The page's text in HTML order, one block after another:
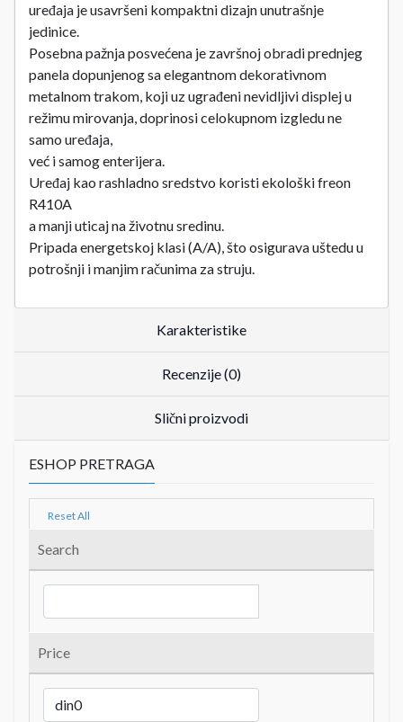
uređaja je usavršeni kompaktni dizajn unutrašnje
jedinice.
Posebna pažnja posvećena je završnoj obradi prednjeg
panela dopunjenog sa elegantnom dekorativnom
metalnom trakom, koji uz ugrađeni nevidljivi displej u
režimu mirovanja, doprinosi celokupnom izgledu ne
samo uređaja,
već i samog enterijera.
Uređaj kao rashladno sredstvo koristi ekološki freon
R410A
a manji uticaj na životnu sredinu.
Pripada energetskoj klasi (A/A), što osigurava uštedu u
potrošnji i manjim računima za struju.
Karakteristike
Recenzije (0)
Slični proizvodi
ESHOP PRETRAGA
Reset All
Search
Price